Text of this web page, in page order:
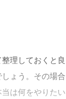
理しておくと良
ょう。その場合
は何をやりたい